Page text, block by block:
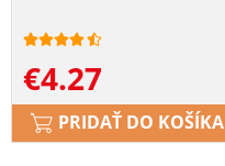
€4.27
PRIDAŤ DO KOŠÍKA